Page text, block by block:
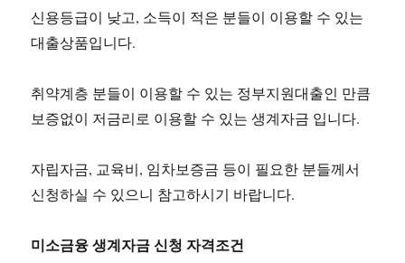
신용등급이 낮고, 소득이 적은 분들이 이용할 수 있는
대출상품입니다.
취약계층 분들이 이용할 수 있는 정부지원대출인 만큼
보증없이 저금리로 이용할 수 있는 생계자금 입니다.
자립자금, 교육비, 임차보증금 등이 필요한 분들께서
신청하실 수 있으니 참고하시기 바랍니다.
미소금융 생계자금 신청 자격조건